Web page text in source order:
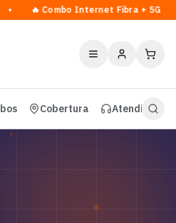
• 🔥 Combo Internet Fibra
Cobertura Atendimento